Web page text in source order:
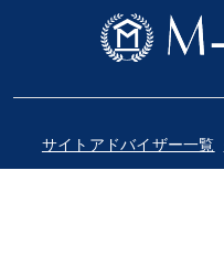
サイトアドバイザー一覧
ソーシャルメディアポリシ